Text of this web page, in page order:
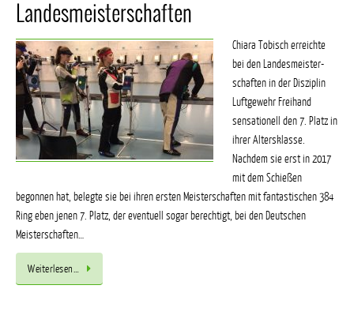
Landesmeisterschaften
Chiara Tobisch erreichte
bei den Landesmeister-
schaften in der Disziplin
Luftgewehr Freihand
sensationell den 7. Platz in
ihrer Altersklasse.
Nachdem sie erst in 2017
mit dem Schießen
begonnen hat, belegte sie bei ihren ersten Meisterschaften mit fantastischen 384
Ring eben jenen 7. Platz, der eventuell sogar berechtigt, bei den Deutschen
Meisterschaften…
Weiterlesen…